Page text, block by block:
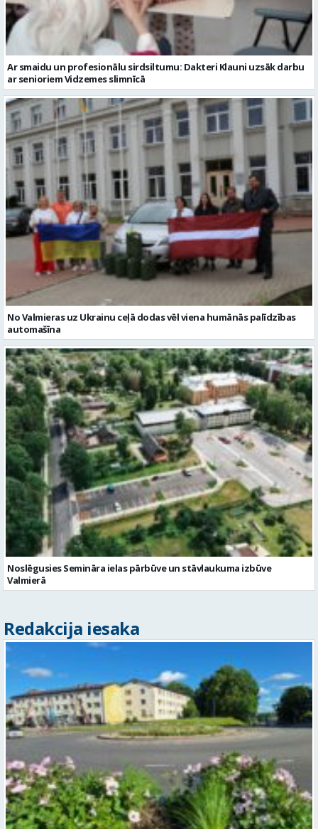
Ar smaidu un profesionālu sirdsiltumu: Dakteri Klauni uzsāk darbu
ar senioriem Vidzemes slimnīcā
No Valmieras uz Ukrainu ceļā dodas vēl viena humānās palīdzības
automašīna
Noslēgusies Semināra ielas pārbūve un stāvlaukuma izbūve
Valmierā
Redakcija iesaka